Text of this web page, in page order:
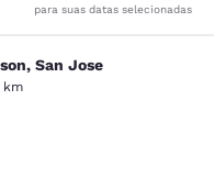
para suas datas selecionadas
San Jose
San Jose
km
Razoável. 32 avaliações